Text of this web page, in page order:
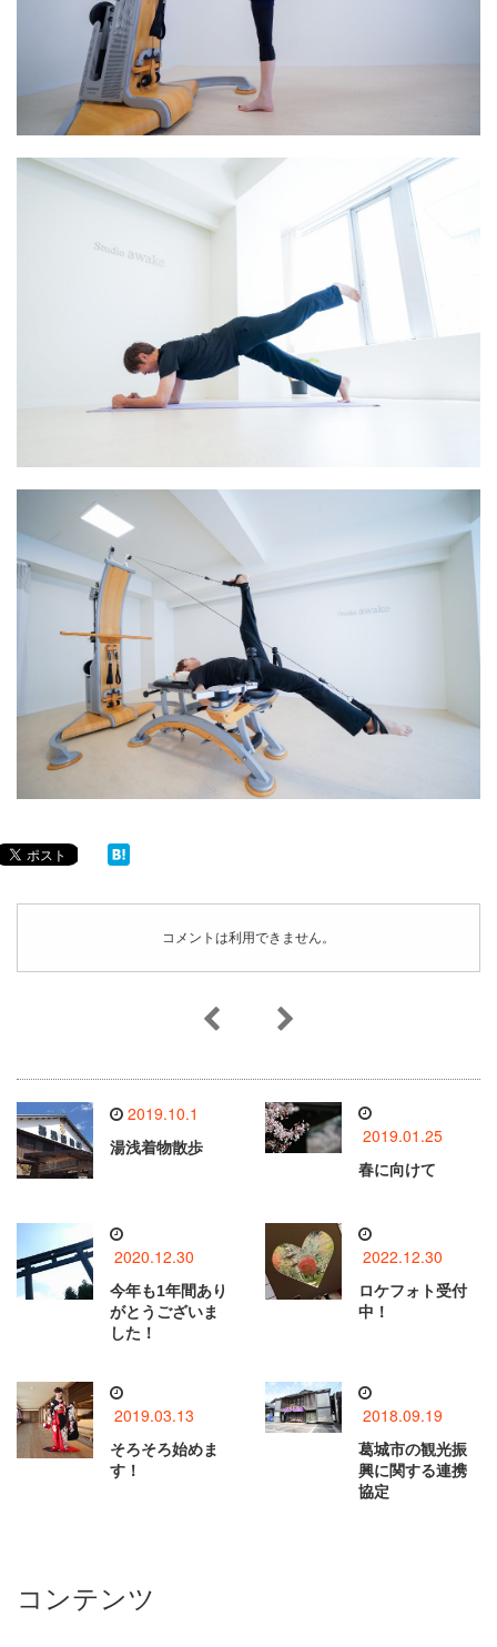
コメントは利用できません。
2019.10.1
湯浅着物散歩
2019.01.25
春に向けて
2020.12.30
今年も1年間あり
がとうございま
した！
2022.12.30
ロケフォト受付
中！
2019.03.13
そろそろ始めま
す！
2018.09.19
葛城市の観光振
興に関する連携
協定
コンテンツ